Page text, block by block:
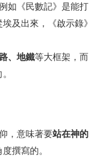
如《民數記》是能打
及出來，《啟示錄》
、地鐵等大框架，而
，意味著要站在神的
撰寫的。